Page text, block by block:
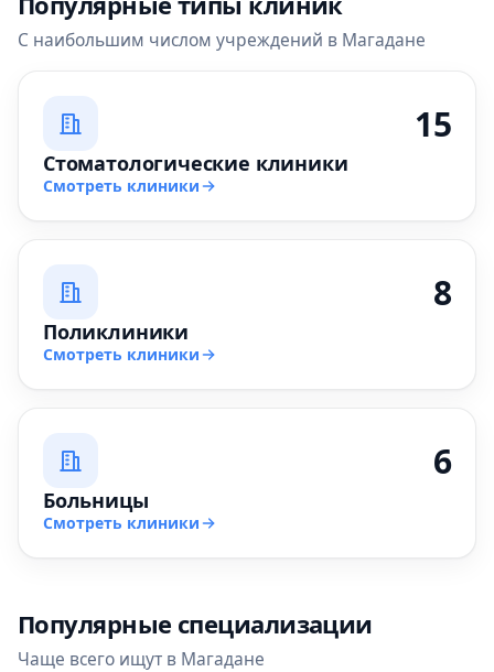
С наибольшим числом учреждений в Магадане
15
Стоматологические клиники
Смотреть клиники
8
Поликлиники
Смотреть клиники
6
Больницы
Смотреть клиники
Популярные специализации
Чаще всего ищут в Магадане